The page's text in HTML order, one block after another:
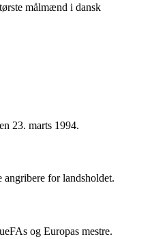
målmænd i dansk
23. marts 1994.
for landsholdet.
og Europas mestre.